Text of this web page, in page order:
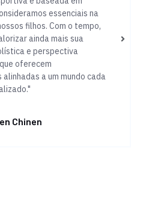
essenciais na
filhos. Com o tempo,
ainda mais sua
e perspectiva
oferecem
a um mundo cada
Chinen